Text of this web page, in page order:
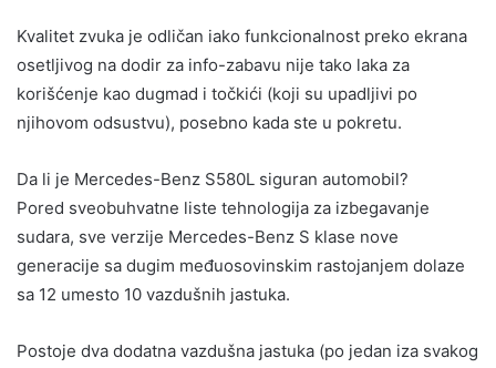
Kvalitet zvuka je odličan iako funkcionalnost preko ekrana
osetljivog na dodir za info-zabavu nije tako laka za
korišćenje kao dugmad i točkići (koji su upadljivi po
njihovom odsustvu), posebno kada ste u pokretu.
Da li je Mercedes-Benz S580L siguran automobil?
Pored sveobuhvatne liste tehnologija za izbegavanje
sudara, sve verzije Mercedes-Benz S klase nove
generacije sa dugim međuosovinskim rastojanjem dolaze
sa 12 umesto 10 vazdušnih jastuka.
Postoje dva dodatna vazdušna jastuka (po jedan iza svakog